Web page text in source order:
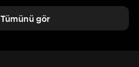
Tümünü gör